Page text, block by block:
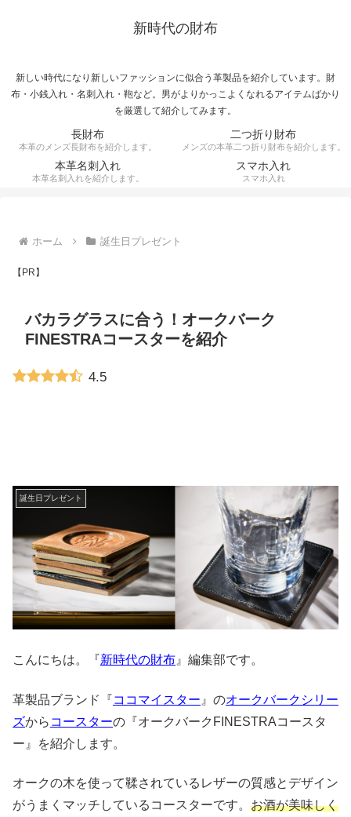
新時代の財布
新しい時代になり新しいファッションに似合う革製品を紹介しています。財
布・小銭入れ・名刺入れ・鞄など。男がよりかっこよくなれるアイテムばかり
を厳選して紹介してみます。
長財布
本革のメンズ長財布を紹介します。
二つ折り財布
メンズの本革二つ折り財布を紹介します。
本革名刺入れ
本革名刺入れを紹介します。
スマホ入れ
スマホ入れ
ホーム 誕生日プレゼント
【PR】
バカラグラスに合う！オークバーク
FINESTRAコースターを紹介
4.5
誕生日プレゼント
こんにちは。『新時代の財布 』編集部です。
革製品ブランド『ココマイスター 』のオークバークシリー
ズから コースターの『オークバークFINESTRAコースタ
ー』を紹介します。
オークの木を使って鞣されているレザーの質感とデザイン
がうまくマッチしているコースターです。 お酒が美味しく